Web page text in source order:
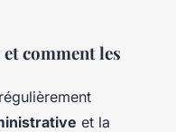
comment les
et la